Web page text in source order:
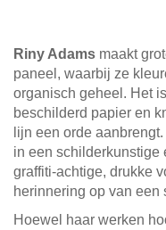
Riny Adams maakt
paneel, waarbij ze
organisch geheel. Het
beschilderd papier en
lijn een orde
in een
graffiti-achtige, drukke
herinnering op van een
Hoewel haar werken